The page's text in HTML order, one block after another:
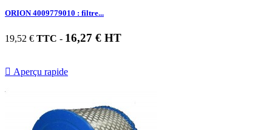
ORION 4009779010 : filtre...
19,52 € TTC - 16,27 € HT
 Aperçu rapide